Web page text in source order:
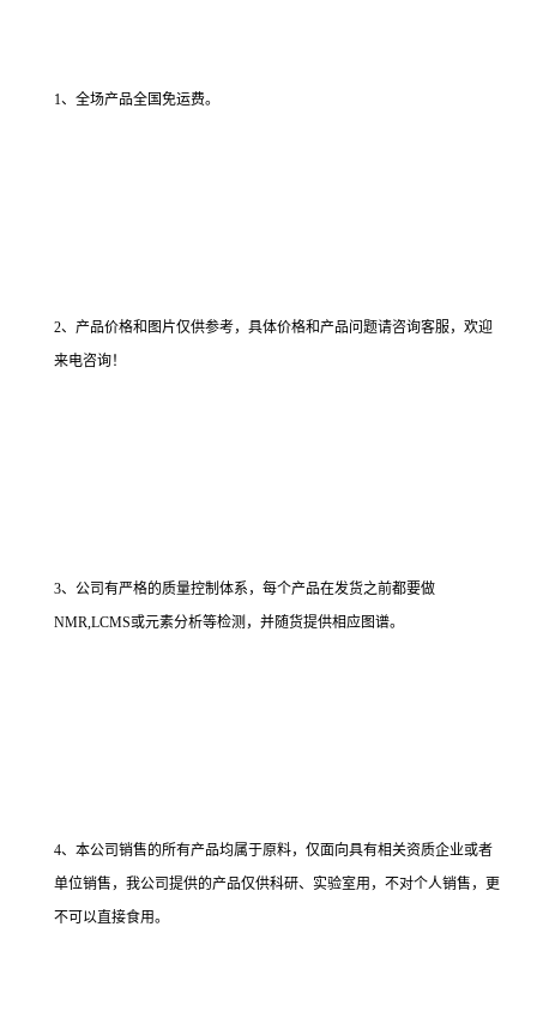
1、全场产品全国免运费。
2、产品价格和图片仅供参考，具体价格和产品问题请咨询客服，欢迎
来电咨询！
3、公司有严格的质量控制体系，每个产品在发货之前都要做
NMR,LCMS或元素分析等检测，并随货提供相应图谱。
4、本公司销售的所有产品均属于原料，仅面向具有相关资质企业或者
单位销售，我公司提供的产品仅供科研、实验室用，不对个人销售，更
不可以直接食用。